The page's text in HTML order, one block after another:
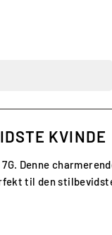
KVINDE
Denne
til den